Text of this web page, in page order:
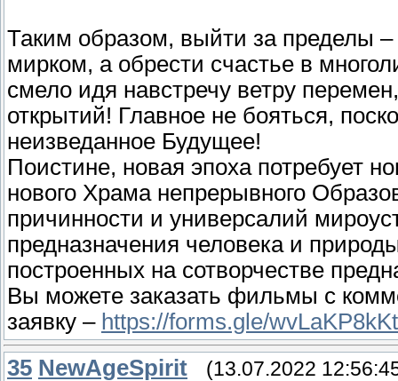
Таким образом, выйти за пределы
мирком, а обрести счастье в
смело идя навстречу ветру
открытий! Главное не бояться,
неизведанное Будущее!
Поистине, новая эпоха потребует
нового Храма непрерывного
причинности и универсалий
предназначения человека и
построенных на сотворчестве
Вы можете заказать фильмы с
заявку – https://forms.gle/
35 NewAgeSpirit (13.07.2022